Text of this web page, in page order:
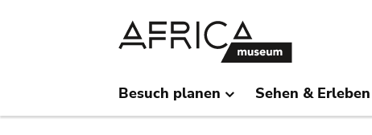
Besuch planen Sehen & Erleben